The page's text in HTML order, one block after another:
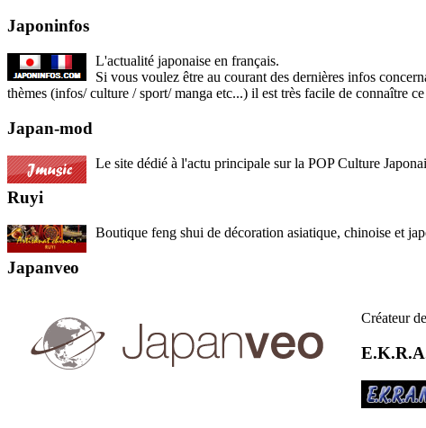
Japoninfos
L'actualité japonaise en français.
Si vous voulez être au courant des dernières infos
thèmes (infos/ culture / sport/ manga etc...) il est très facile de connaître
Japan-mod
Le site dédié à l'actu principale sur la POP Culture
Ruyi
Boutique feng shui de décoration asiatique, chinoise et
Japanveo
Créateur